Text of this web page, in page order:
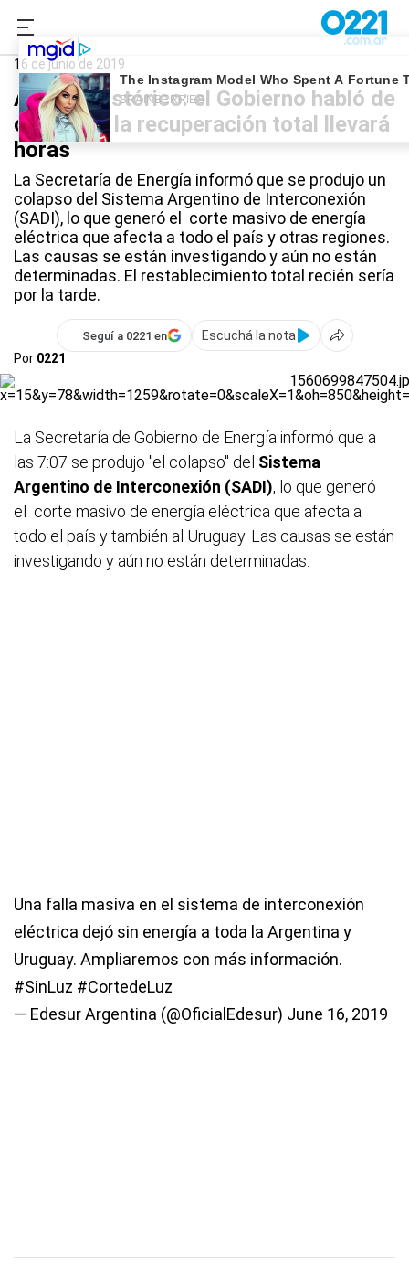
0221.com.ar
16 de junio de 2019
Apagón histórico: el Gobierno habló de
colapso y la recuperación total llevará
horas
La Secretaría de Energía informó que se produjo un
colapso del Sistema Argentino de Interconexión
(SADI), lo que generó el corte masivo de energía
eléctrica que afecta a todo el país y otras regiones.
Las causas se están investigando y aún no están
determinadas. El restablecimiento total recién sería
por la tarde.
Seguí a 0221 en
Escuchá la nota
Por 0221
La Secretaría de Gobierno de Energía informó que a
las 7:07 se produjo "el colapso" del Sistema
Argentino de Interconexión (SADI), lo que generó
el corte masivo de energía eléctrica que afecta a
todo el país y también al Uruguay. Las causas se están
investigando y aún no están determinadas.
Una falla masiva en el sistema de interconexión
eléctrica dejó sin energía a toda la Argentina y
Uruguay. Ampliaremos con más información.
#SinLuz #CortedeLuz
— Edesur Argentina (@OficialEdesur) June 16, 2019